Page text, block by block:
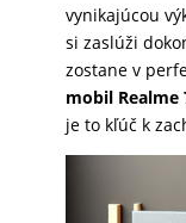
vynikajúcou
si zaslúži
zostane v
mobil Realme
je to kľúč k